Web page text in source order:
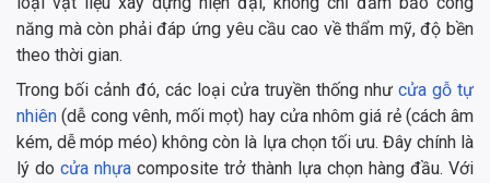
năng mà còn phải đáp ứng yêu cầu cao về thẩm mỹ, độ bền
theo thời gian.
Trong bối cảnh đó, các loại cửa truyền thống như cửa gỗ tự
nhiên (dễ cong vênh, mối mọt) hay cửa nhôm giá rẻ (cách âm
kém, dễ móp méo) không còn là lựa chọn tối ưu. Đây chính là
lý docửa nhựa composite trở thành lựa chọn hàng đầu. Với